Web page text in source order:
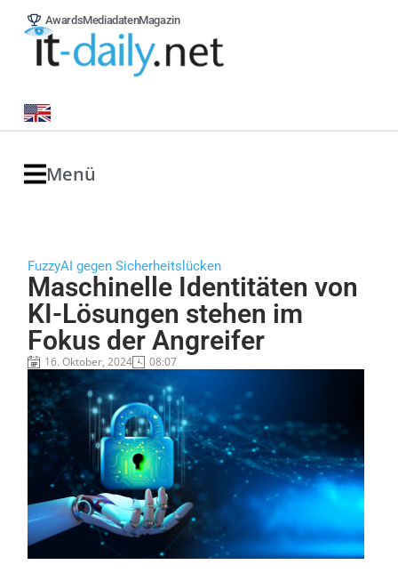
AwardsMediadatenMagazin
Menü
FuzzyAI gegen Sicherheitslücken
Maschinelle Identitäten von
KI-Lösungen stehen im
Fokus der Angreifer
16. Oktober, 2024 08:07